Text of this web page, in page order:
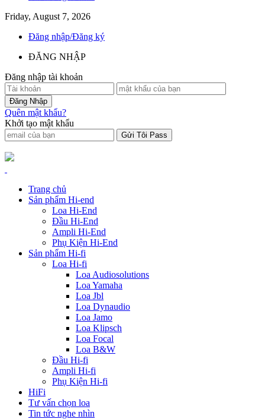
Friday, August 7, 2026
Đăng nhập/Đăng ký
ĐĂNG NHẬP
Đăng nhập tài khoản
Quên mật khẩu?
Khởi tạo mật khẩu
Trang chủ
Sản phẩm Hi-end
Loa Hi-End
Đầu Hi-End
Ampli Hi-End
Phụ Kiện Hi-End
Sản phẩm Hi-fi
Loa Hi-fi
Loa Audiosolutions
Loa Yamaha
Loa Jbl
Loa Dynaudio
Loa Jamo
Loa Klipsch
Loa Focal
Loa B&W
Đầu Hi-fi
Ampli Hi-fi
Phụ Kiện Hi-fi
HiFi
Tư vấn chọn loa
Tin tức nghe nhìn